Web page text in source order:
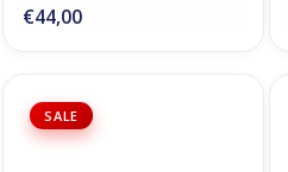
€44,00
SALE